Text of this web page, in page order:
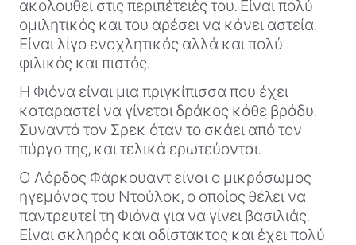
ακολουθεί στις περιπέτειές του. Είναι πολύ
ομιλητικός και του αρέσει να κάνει αστεία.
Είναι λίγο ενοχλητικός αλλά και πολύ
φιλικός και πιστός.
Η Φιόνα είναι μια πριγκίπισσα που έχει
καταραστεί να γίνεται δράκος κάθε βράδυ.
Συναντά τον Σρεκ όταν το σκάει από τον
πύργο της, και τελικά ερωτεύονται.
Ο Λόρδος Φάρκουαντ είναι ο μικρόσωμος
ηγεμόνας του Ντούλοκ, ο οποίος θέλει να
παντρευτεί τη Φιόνα για να γίνει βασιλιάς.
Είναι σκληρός και αδίστακτος και έχει πολύ